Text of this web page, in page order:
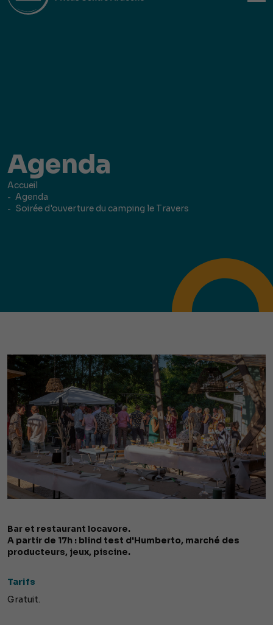
Agenda
Accueil
Agenda
Soirée d'ouverture du camping le Travers
Bar et restaurant locavore.
A partir de 17h : blind test d'Humberto, marché des
producteurs, jeux, piscine.
Tarifs
Gratuit.